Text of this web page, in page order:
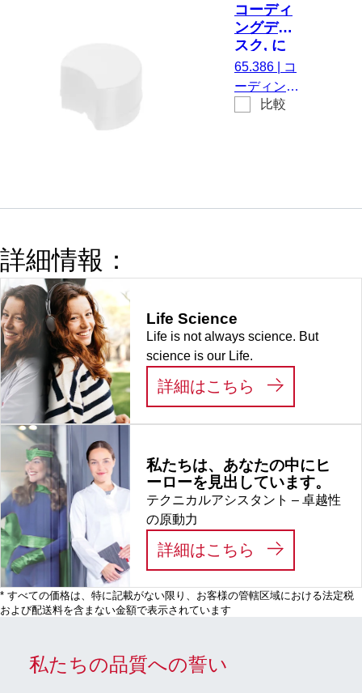
コーディ
ングディ
スク, に
とって
CryoPure
チューブ,
白
65.386
コ
ーディング
ディスク,
比較
詳細情報：
Life Science
Life is not always science. But
science is our Life.
詳細はこちら LIFE
私たちは、あなたの中にヒ
ーローを見出しています。
テクニカルアシスタント – 卓越性
の原動力
詳細はこちら 私たちは、
* すべての価格は、特に記載がない限り、お客様の管轄区域における法定税
および配送料を含まない金額で表示されています
私たちの品質への誓い